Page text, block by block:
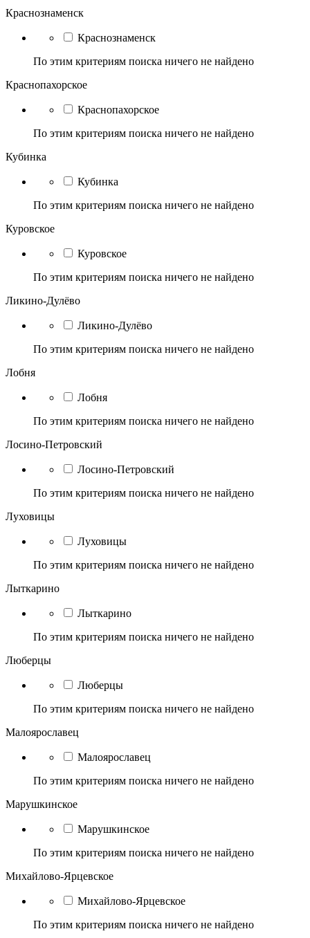
Краснознаменск
Краснознаменск
По этим критериям поиска ничего не найдено
Краснопахорское
Краснопахорское
По этим критериям поиска ничего не найдено
Кубинка
Кубинка
По этим критериям поиска ничего не найдено
Куровское
Куровское
По этим критериям поиска ничего не найдено
Ликино-Дулёво
Ликино-Дулёво
По этим критериям поиска ничего не найдено
Лобня
Лобня
По этим критериям поиска ничего не найдено
Лосино-Петровский
Лосино-Петровский
По этим критериям поиска ничего не найдено
Луховицы
Луховицы
По этим критериям поиска ничего не найдено
Лыткарино
Лыткарино
По этим критериям поиска ничего не найдено
Люберцы
Люберцы
По этим критериям поиска ничего не найдено
Малоярославец
Малоярославец
По этим критериям поиска ничего не найдено
Марушкинское
Марушкинское
По этим критериям поиска ничего не найдено
Михайлово-Ярцевское
Михайлово-Ярцевское
По этим критериям поиска ничего не найдено